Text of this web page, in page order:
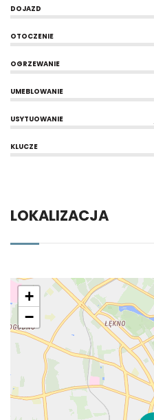
DOJAZD
OTOCZENIE
OGRZEWANIE
UMEBLOWANIE
USYTUOWANIE
KLUCZE
LOKALIZACJA
+
−